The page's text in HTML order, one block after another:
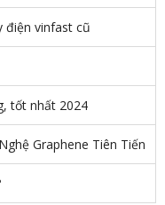
điện vinfast cũ
tốt nhất 2024
Graphene Tiên Tiến